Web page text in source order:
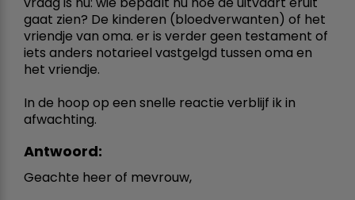
gaat zien? De kinderen (bloedverwanten) of het
vriendje van oma. er is verder geen testament of
iets anders notarieel vastgelgd tussen oma en
het vriendje.
In de hoop op een snelle reactie verblijf ik in
afwachting.
Antwoord:
Geachte heer of mevrouw,